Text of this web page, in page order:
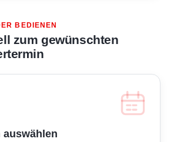
BEDIENEN
zum gewünschten
auswählen